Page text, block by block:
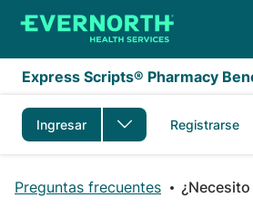
Saltar al contenido principal
Express Scripts® Pharmacy
Ingresar Registrarse
Preguntas frecuentes ¿Necesito una